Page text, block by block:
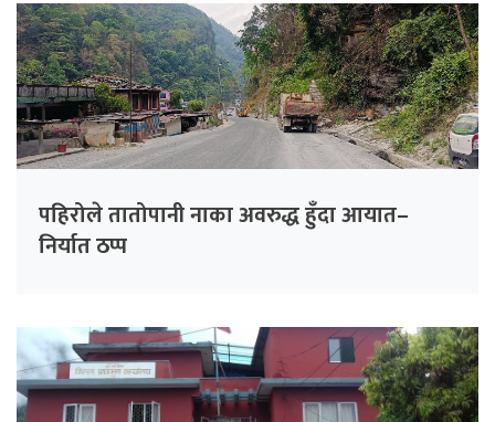
पहिरोले तातोपानी नाका अवरुद्ध हुँदा आयात–
निर्यात ठप्प